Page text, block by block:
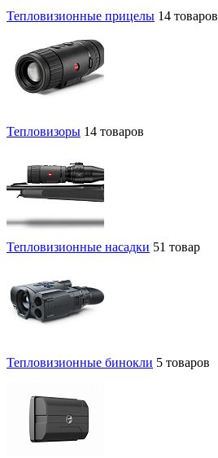
Тепловизионные прицелы 14 товаров
Тепловизоры 14 товаров
Тепловизионные насадки 51 товар
Тепловизионные бинокли 5 товаров